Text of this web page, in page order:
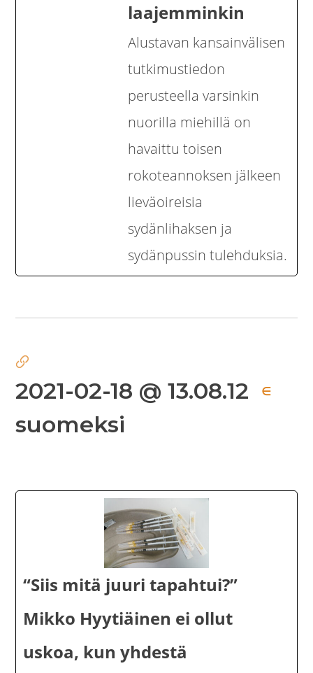
laajemminkin
Alustavan kansainvälisen
tutkimustiedon
perusteella varsinkin
nuorilla miehillä on
havaittu toisen
rokoteannoksen jälkeen
lieväoireisia
sydänlihaksen ja
sydänpussin tulehduksia.
2021-02-18 @ 13.08.12 ∈
suomeksi
“Siis mitä juuri tapahtui?”
Mikko Hyytiäinen ei ollut
uskoa, kun yhdestä